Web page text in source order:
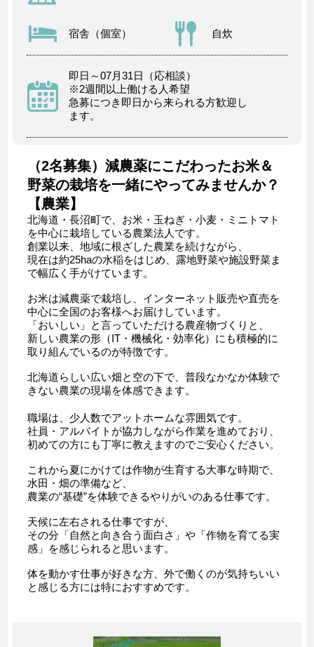
宿舎（個室） 自炊
即日～07月31日（応相談）
※2週間以上働ける人希望
急募につき即日から来られる方歓迎し
ます。
（2名募集）減農薬にこだわったお米＆
野菜の栽培を一緒にやってみませんか？
【農業】
北海道・長沼町で、お米・玉ねぎ・小麦・ミニトマト
を中心に栽培している農業法人です。
創業以来、地域に根ざした農業を続けながら、
現在は約25haの水稲をはじめ、露地野菜や施設野菜ま
で幅広く手がけています。
お米は減農薬で栽培し、インターネット販売や直売を
中心に全国のお客様へお届けしています。
「おいしい」と言っていただける農産物づくりと、
新しい農業の形（IT・機械化・効率化）にも積極的に
取り組んでいるのが特徴です。
北海道らしい広い畑と空の下で、普段なかなか体験で
きない農業の現場を体感できます。
職場は、少人数でアットホームな雰囲気です。
社員・アルバイトが協力しながら作業を進めており、
初めての方にも丁寧に教えますのでご安心ください。
これから夏にかけては作物が生育する大事な時期で、
水田・畑の準備など、
農業の“基礎”を体験できるやりがいのある仕事です。
天候に左右される仕事ですが、
その分「自然と向き合う面白さ」や「作物を育てる実
感」を感じられると思います。
体を動かす仕事が好きな方、外で働くのが気持ちいい
と感じる方には特におすすめです。